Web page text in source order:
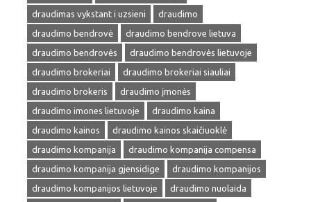
draudimas vykstant i uzsieni
draudimo
draudimo bendrovė
draudimo bendrove lietuva
draudimo bendrovės
draudimo bendrovės lietuvoje
draudimo brokeriai
draudimo brokeriai siauliai
draudimo brokeris
draudimo įmonės
draudimo imones lietuvoje
draudimo kaina
draudimo kainos
draudimo kainos skaičiuoklė
draudimo kompanija
draudimo kompanija compensa
draudimo kompanija gjensidige
draudimo kompanijos
draudimo kompanijos lietuvoje
draudimo nuolaida